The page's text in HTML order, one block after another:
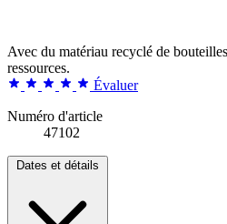
Avec du matériau recyclé de
ressources.
Évaluer
Numéro d'article
47102
Dates et détails